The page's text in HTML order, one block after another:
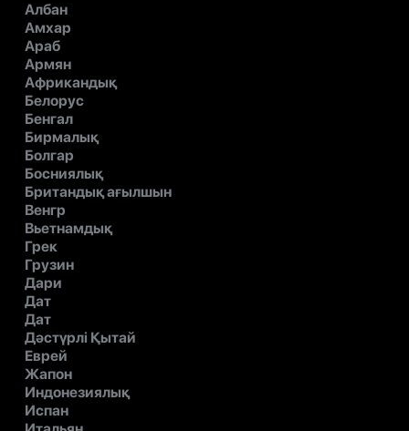
Албан
Амхар
Араб
Армян
Африкандық
Белорус
Бенгал
Бирмалық
Болгар
Босниялық
Британдық ағылшын
Венгр
Вьетнамдық
Грек
Грузин
Дари
Дат
Дат
Дәстүрлі Қытай
Еврей
Жапон
Индонезиялық
Испан